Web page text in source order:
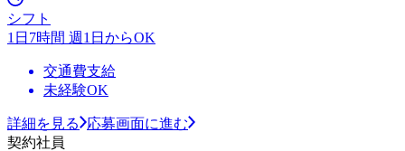
シフト
1日7時間 週1日からOK
交通費支給
未経験OK
詳細を見る
応募画面に進む
契約社員